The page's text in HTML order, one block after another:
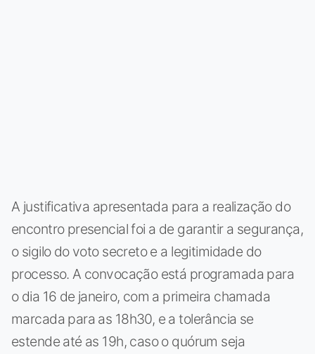
A justificativa apresentada para a realização do
encontro presencial foi a de garantir a segurança,
o sigilo do voto secreto e a legitimidade do
processo. A convocação está programada para
o dia 16 de janeiro, com a primeira chamada
marcada para as 18h30, e a tolerância se
estende até as 19h, caso o quórum seja